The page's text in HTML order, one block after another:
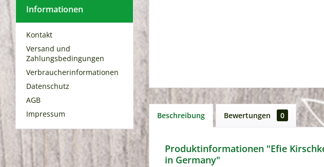
Informationen
Kontakt
Versand und
Zahlungsbedingungen
Verbraucherinformationen
Datenschutz
AGB
Impressum
Beschreibung Bewertungen 0
Produktinformationen "Efie
in Germany"